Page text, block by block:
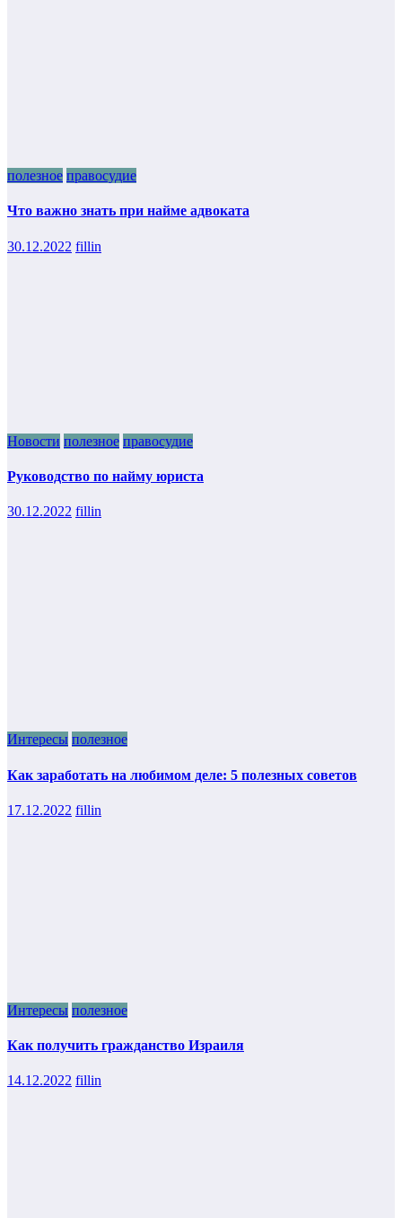
полезное правосудие
Что важно знать при найме адвоката
30.12.2022 fillin
Новости полезное правосудие
Руководство по найму юриста
30.12.2022 fillin
Интересы полезное
Как заработать на любимом деле: 5 полезных советов
17.12.2022 fillin
Интересы полезное
Как получить гражданство Израиля
14.12.2022 fillin